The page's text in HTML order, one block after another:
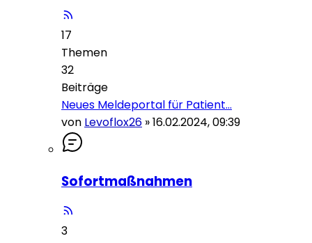
17
Themen
32
Beiträge
Neues Meldeportal für Patient…
von Levoflox26 »16.02.2024, 09:39
Sofortmaßnahmen
3